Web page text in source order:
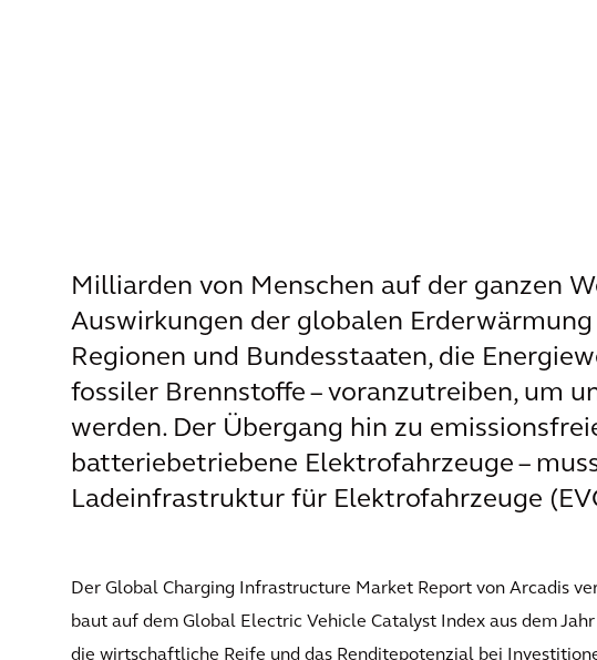
Milliarden von Menschen auf der ganzen
Auswirkungen der globalen
Regionen und Bundesstaaten, die
fossiler Brennstoffe – voranzutreiben, um
werden. Der Übergang hin zu
batteriebetriebene Elektrofahrzeuge –
Ladeinfrastruktur für Elektrofahrzeuge
Der Global Charging Infrastructure Market Report von Arcadis
baut auf dem Global Electric Vehicle Catalyst Index aus dem
die wirtschaftliche Reife und das Renditepotenzial bei